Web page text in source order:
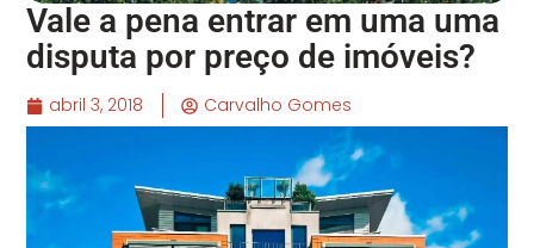
Vale a pena entrar em uma uma
disputa por preço de imóveis?
abril 3, 2018 Carvalho Gomes